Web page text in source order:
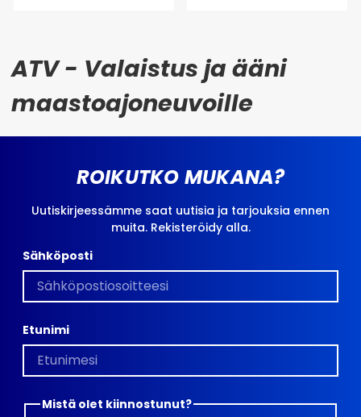
ATV - Valaistus ja ääni
maastoajoneuvoille
ROIKUTKO MUKANA?
Uutiskirjeessämme saat uutisia ja tarjouksia ennen
muita. Rekisteröidy alla.
Sähköposti
Etunimi
Mistä olet kiinnostunut?